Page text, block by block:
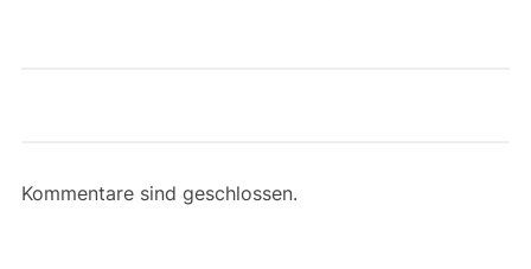
Kommentare sind geschlossen.